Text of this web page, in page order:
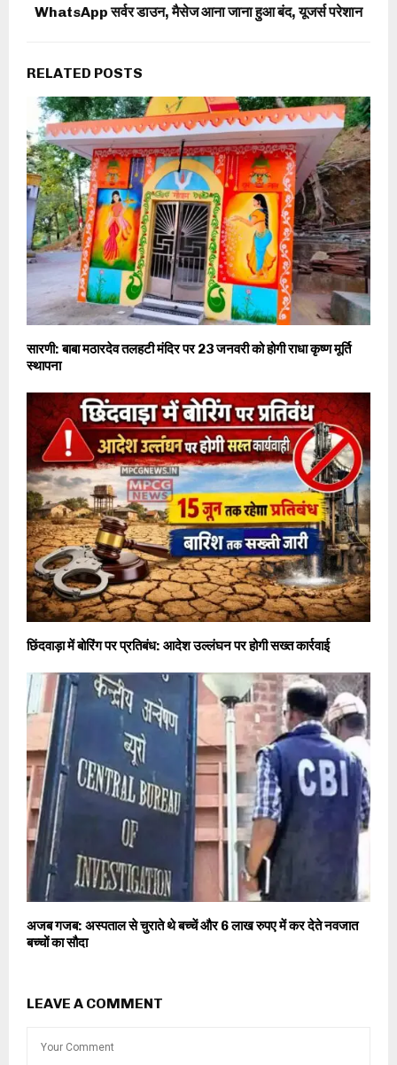
WhatsApp सर्वर डाउन, मैसेज आना जाना हुआ बंद, यूजर्स परेशान
RELATED POSTS
सारणी: बाबा मठारदेव तलहटी मंदिर पर 23 जनवरी को होगी राधा कृष्ण मूर्ति
स्थापना
छिंदवाड़ा में बोरिंग पर प्रतिबंध: आदेश उल्लंघन पर होगी सख्त कार्रवाई
अजब गजब: अस्पताल से चुराते थे बच्चें और 6 लाख रुपए में कर देते नवजात
बच्चों का सौदा
LEAVE A COMMENT